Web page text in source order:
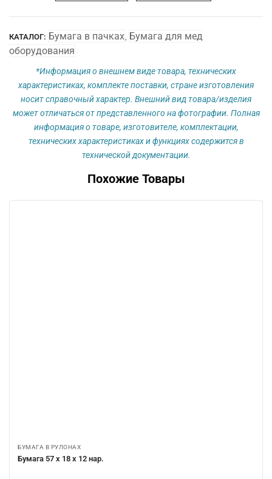
(с
меткой)
г.м2
КАТАЛОГ: Бумага в пачках, Бумага для мед
оборудования
*Информация о внешнем виде товара, технических
характеристиках, комплекте поставки, стране изготовления
носит справочный характер. Внешний вид товара/изделия
может отличаться от представленного на фотографии. Полная
информация о товаре, изготовителе, комплектации,
технических характеристиках и функциях содержится в
технической документации.
Похожие Товары
БУМАГА В РУЛОНАХ
Бумага 57 х 18 х 12 нар.